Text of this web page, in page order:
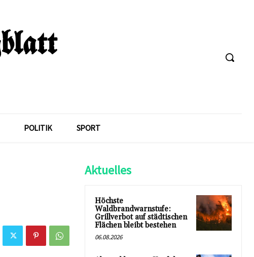
POLITIK SPORT
Aktuelles
Höchste
Waldbrandwarnstufe:
Grillverbot auf städtischen
Flächen bleibt bestehen
06.08.2026